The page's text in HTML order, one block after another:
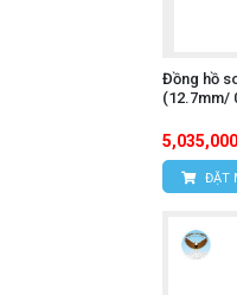
Đồng hồ
(12.7mm/
5,035,000
ĐẶT